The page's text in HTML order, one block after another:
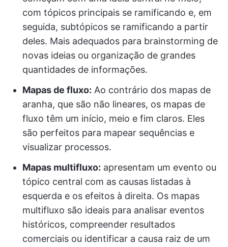
com tópicos principais se ramificando e, em
seguida, subtópicos se ramificando a partir
deles. Mais adequados para brainstorming de
novas ideias ou organização de grandes
quantidades de informações.
Mapas de fluxo: Ao contrário dos mapas de
aranha, que são não lineares, os mapas de
fluxo têm um início, meio e fim claros. Eles
são perfeitos para mapear sequências e
visualizar processos.
Mapas multifluxo: apresentam um evento ou
tópico central com as causas listadas à
esquerda e os efeitos à direita. Os mapas
multifluxo são ideais para analisar eventos
históricos, compreender resultados
comerciais ou identificar a causa raiz de um